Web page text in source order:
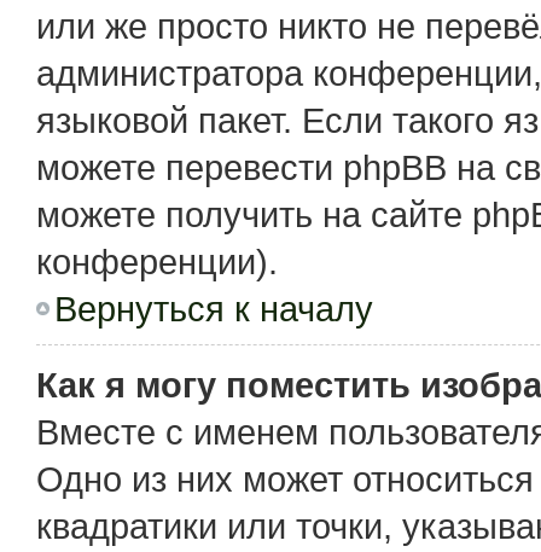
или же просто никто не
администратора
языковой пакет. Если такого
можете перевести phpBB на
можете получить на сайте
конференции).
Вернуться к началу
Как я могу поместить
Вместе с именем
Одно из них может
квадратики или точки,